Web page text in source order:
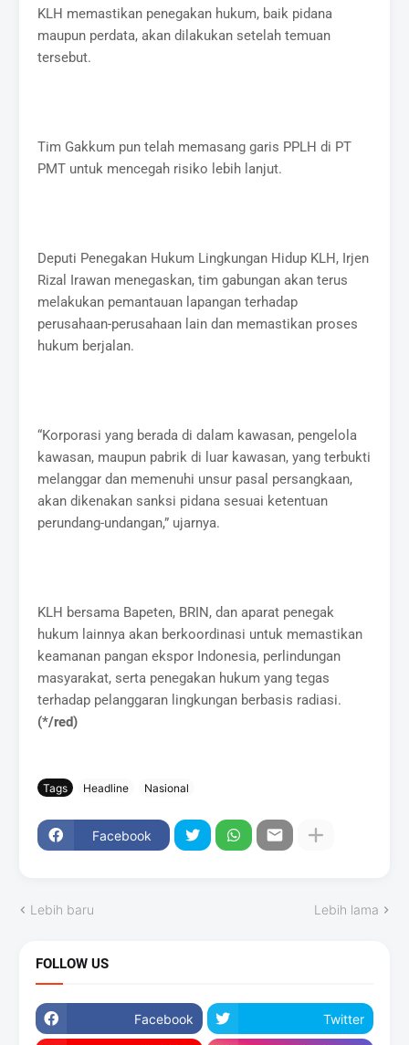
KLH memastikan penegakan hukum, baik pidana
maupun perdata, akan dilakukan setelah temuan
tersebut.
Tim Gakkum pun telah memasang garis PPLH di PT
PMT untuk mencegah risiko lebih lanjut.
Deputi Penegakan Hukum Lingkungan Hidup KLH, Irjen
Rizal Irawan menegaskan, tim gabungan akan terus
melakukan pemantauan lapangan terhadap
perusahaan-perusahaan lain dan memastikan proses
hukum berjalan.
“Korporasi yang berada di dalam kawasan, pengelola
kawasan, maupun pabrik di luar kawasan, yang terbukti
melanggar dan memenuhi unsur pasal persangkaan,
akan dikenakan sanksi pidana sesuai ketentuan
perundang-undangan,” ujarnya.
KLH bersama Bapeten, BRIN, dan aparat penegak
hukum lainnya akan berkoordinasi untuk memastikan
keamanan pangan ekspor Indonesia, perlindungan
masyarakat, serta penegakan hukum yang tegas
terhadap pelanggaran lingkungan berbasis radiasi.
(*/red)
Tags Headline Nasional
Facebook
Lebih baru Lebih lama
FOLLOW US
Facebook Twitter